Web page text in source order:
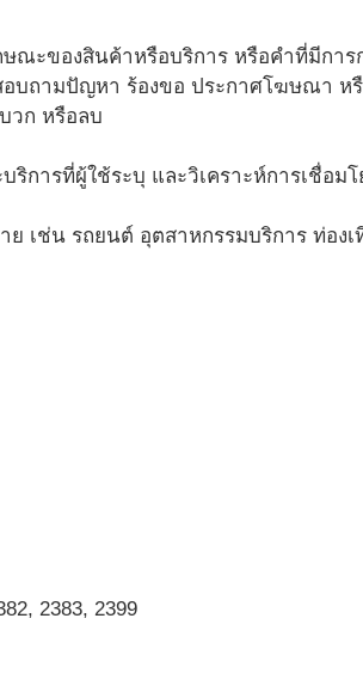
ณะของสินค้าหรือบริการ หรือคำที่มีการ
อบถามปัญหา ร้องขอ ประกาศโฆษณา ห
วก หรือลบ
การที่ผู้ใช้ระบุ และวิเคราะห์การเชื่อม
เช่น รถยนต์ อุตสาหกรรมบริการ ท่อง
2383, 2399